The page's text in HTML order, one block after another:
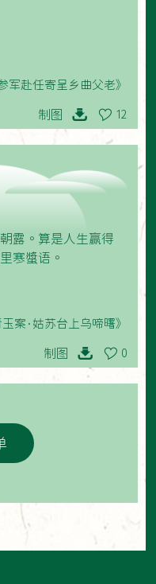
军赴任寄呈乡曲父老》
制图 12
露。算是人生赢得
寒螿语。
玉案·姑苏台上乌啼曙》
制图 0